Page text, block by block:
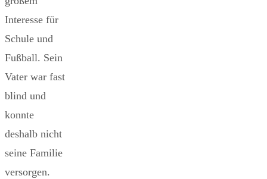
Interesse für
Schule und
Fußball. Sein
Vater war fast
blind und
konnte
deshalb nicht
seine Familie
versorgen.